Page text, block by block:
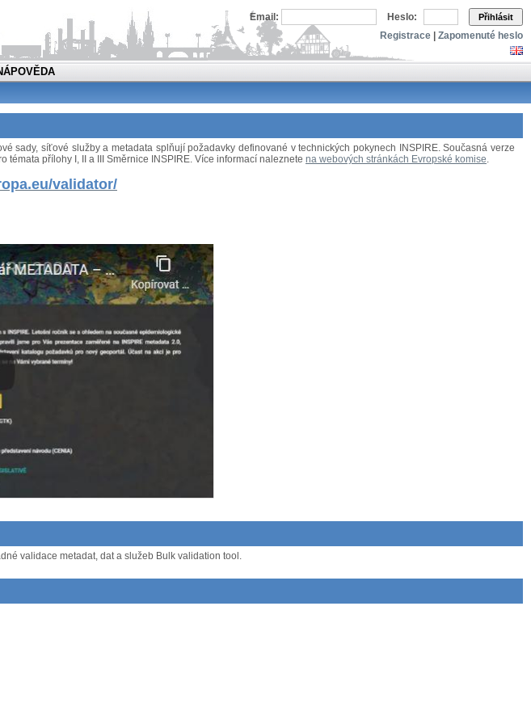
Email: Heslo: Přihlásit
Registrace Zapomenuté heslo
sady, síťové služby a metadata splňují požadavky definované v technických pokynech INSPIRE. Současná verze
přílohy I, II a III Směrnice INSPIRE. Více informací naleznete na webových stránkách Evropské komise.
validator/
validace metadat, dat a služeb Bulk validation tool.